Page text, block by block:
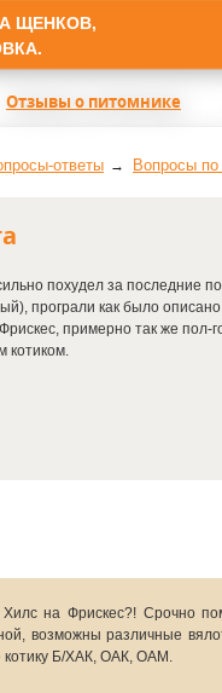
ЩЕНКОВ,
Отзывы о питомнике
ответы Вопросы по
похудел за последние
), програли как было
примерно так же пол-
котиком.
на Фрискес?! Срочно
возможны различные
котику Б/ХАК, ОАК, ОАМ.